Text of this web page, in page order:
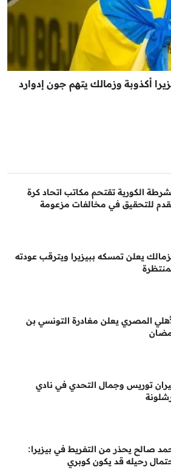
أكذوبة وزمالك يتهم جون إدوارد
الكورية تقتحم مكاتب اتحاد كرة
للتحقيق في مخالفات مزعومة
يعلن تمسكه ببيزيرا ويترقب عودته
المصري يعلن مغادرة التونسي بن
توريس وجمال التحدي في نادي
صالح يحذر من التفريط في بيزيرا:
رحيله قد يكون كوبري